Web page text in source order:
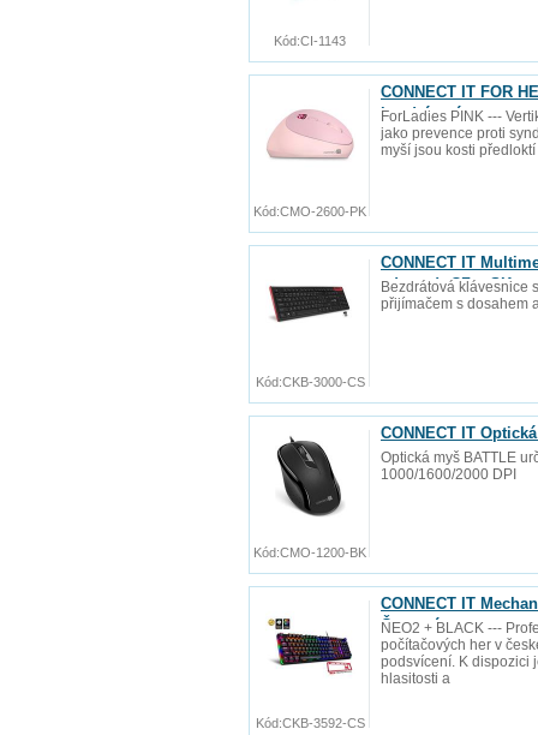
Kód:CI-1143
CONNECT IT FOR
bezdrátová
ForLadies PINK ---
jako prevence proti
myší jsou kosti
Kód:CMO-2600-PK
CONNECT IT
zdarma), CZ + SK
Bezdrátová klávesnice
přijímačem s dosahem
Kód:CKB-3000-CS
CONNECT IT
Optická myš BATTLE
1000/1600/2000 DPI
Kód:CMO-1200-BK
CONNECT IT
Červená
NEO2 + BLACK ---
počítačových her v
podsvícení. K dispozici
hlasitosti a
Kód:CKB-3592-CS